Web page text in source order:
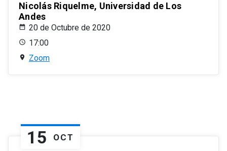
Nicolás Riquelme, Universidad de Los
Andes
20 de Octubre de 2020
17:00
Zoom
15 OCT